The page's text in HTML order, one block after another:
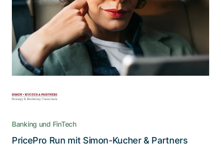
PricePro Run automatisiert und optimiert
Prozesse zu Kundeninformationen, Portfolios,
Genehmigungen und Umsetzungen
Lesen Sie die Story
Banking und FinTech
PricePro Run mit Simon-Kucher & Partners